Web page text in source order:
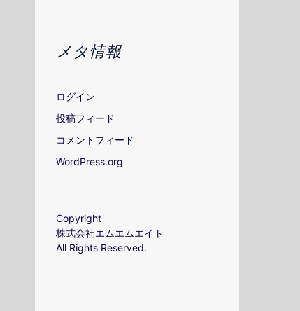
メタ情報
ログイン
投稿フィード
コメントフィード
WordPress.org
Copyright
株式会社エムエムエイト
All Rights Reserved.